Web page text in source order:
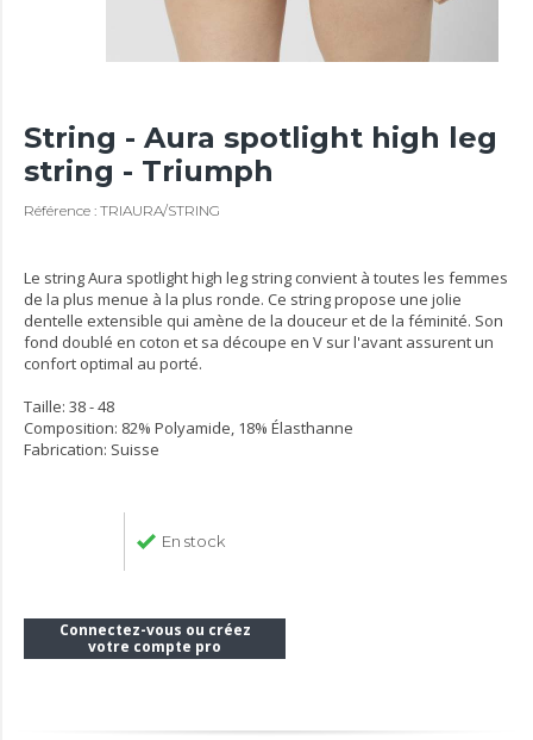
String - Aura spotlight high leg
string - Triumph
Référence : TRIAURA/STRING
Le string Aura spotlight high leg string convient à toutes les femmes
de la plus menue à la plus ronde. Ce string propose une jolie
dentelle extensible qui amène de la douceur et de la féminité. Son
fond doublé en coton et sa découpe en V sur l'avant assurent un
confort optimal au porté.
Taille: 38 - 48
Composition: 82% Polyamide, 18% Élasthanne
Fabrication: Suisse
En stock
Connectez-vous ou créez
votre compte pro